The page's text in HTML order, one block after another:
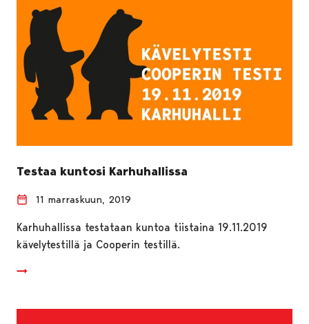
Testaa kuntosi Karhuhallissa
11 marraskuun, 2019
Karhuhallissa testataan kuntoa tiistaina 19.11.2019
kävelytestillä ja Cooperin testillä.